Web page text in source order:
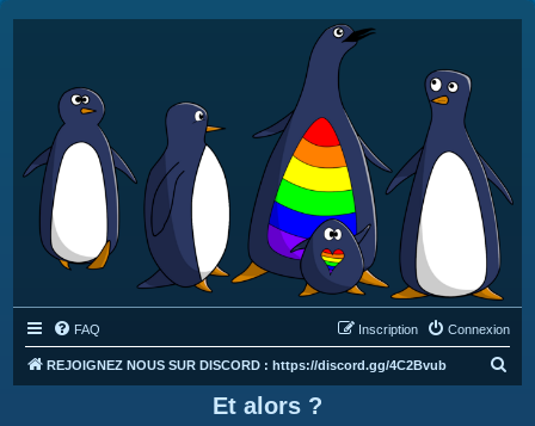
FAQ Connexion
Inscription
REJOIGNEZ NOUS SUR DISCORD : https://discord.gg/4C2Bvub
Et alors ?